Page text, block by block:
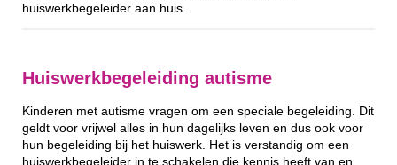
huiswerkbegeleider aan huis.
Huiswerkbegeleiding autisme
Kinderen met autisme vragen om een speciale begeleiding. Dit
geldt voor vrijwel alles in hun dagelijks leven en dus ook voor
hun begeleiding bij het huiswerk. Het is verstandig om een
huiswerkbegeleider in te schakelen die kennis heeft van en